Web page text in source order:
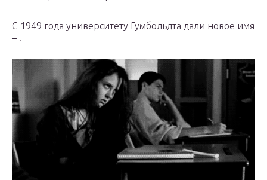
С 1949 года университету Гумбольдта дали новое имя
– .